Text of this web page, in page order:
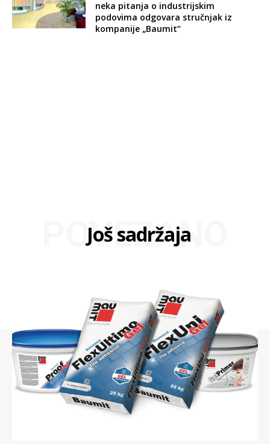
neka pitanja o industrijskim
podovima odgovara stručnjak iz
kompanije „Baumit“
Još sadržaja
POVEZANO